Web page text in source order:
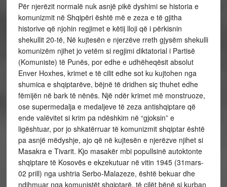
Për njerëzit normalë nuk asnjë pikë dyshimi se historia e
komunizmit në Shqipëri është më e zeza e të gjitha
historive që njohin regjimet e këtij lloji që i përkisnin
shekullit 20-të, Në kujtesën e njerzëve rreth gjysëm shekulli
komunizëm njihet jo vetëm si regjimi diktatorial i Partisë
(Komuniste) të Punës, por edhe e udhëheqësit absolut
Enver Hoxhes, krimet e të cilit edhe sot ku kujtohen nga
shumica e shqiptarëve, bëjnë të dridhen siç thuhet edhe
fëmijën në bark të nënës. Një ndër krimet më monstruoze,
ose supermedalja e medaljeve të zeza antishqiptare që
ende valëvitet si krim pa ndëshkim në “gjoksin” e
ligështuar, por jo shkatërruar të komunizmit shqiptar është
pa asnjë mëdyshje, ajo që në kujtesën e njerëzve njihet si
Masakra e Tivarit. Kjo masakër mbi popullsinë autoktonte
shqiptare të Kosovës e ekzekutuar në vitin 1945 (31mars-
02 prill) nga ushtria Serbo-Malazeze, është bekuar dhe
ndihmuar nga komunistët shqiptarë, të cilët bënë si kurban